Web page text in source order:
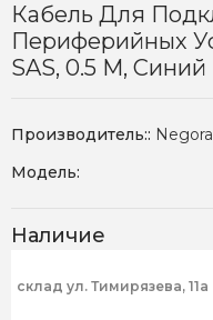
Кабель Для
Периферийных
SAS, 0.5 М, Синий
Производитель::
Модель:
Наличие
склад ул. Тимирязева, 11а